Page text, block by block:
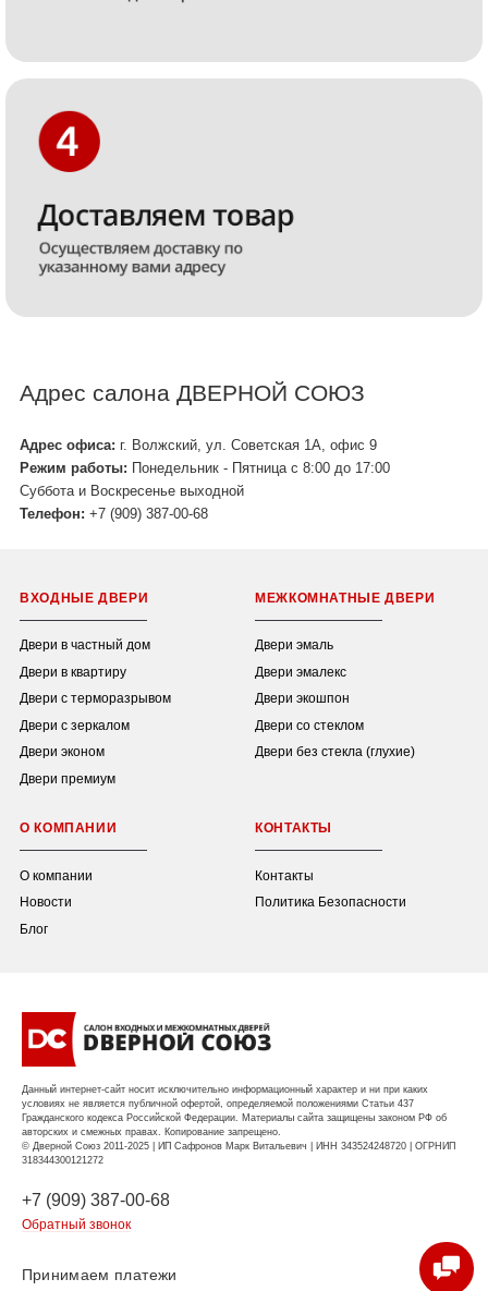
Адрес салона ДВЕРНОЙ СОЮЗ
Адрес офиса: г. Волжский, ул. Советская 1А, офис 9
Режим работы: Понедельник - Пятница с 8:00 до 17:00
Суббота и Воскресенье выходной
Телефон: +7 (909) 387-00-68
ВХОДНЫЕ ДВЕРИ
Двери в частный дом
Двери в квартиру
Двери с терморазрывом
Двери с зеркалом
Двери эконом
Двери премиум
МЕЖКОМНАТНЫЕ ДВЕРИ
Двери эмаль
Двери эмалекс
Двери экошпон
Двери со стеклом
Двери без стекла (глухие)
О КОМПАНИИ
О компании
Новости
Блог
КОНТАКТЫ
Контакты
Политика Безопасности
Данный интернет-сайт носит исключительно информационный характер и ни при каких
условиях не является публичной офертой, определяемой положениями Статьи 437
Гражданского кодекса Российской Федерации. Материалы сайта защищены законом РФ об
авторских и смежных правах. Копирование запрещено.
© Дверной Союз 2011-2025 | ИП Сафронов Марк Витальевич | ИНН 343524248720 | ОГРНИП
318344300121272
+7 (909) 387-00-68
Обратный звонок
Принимаем платежи